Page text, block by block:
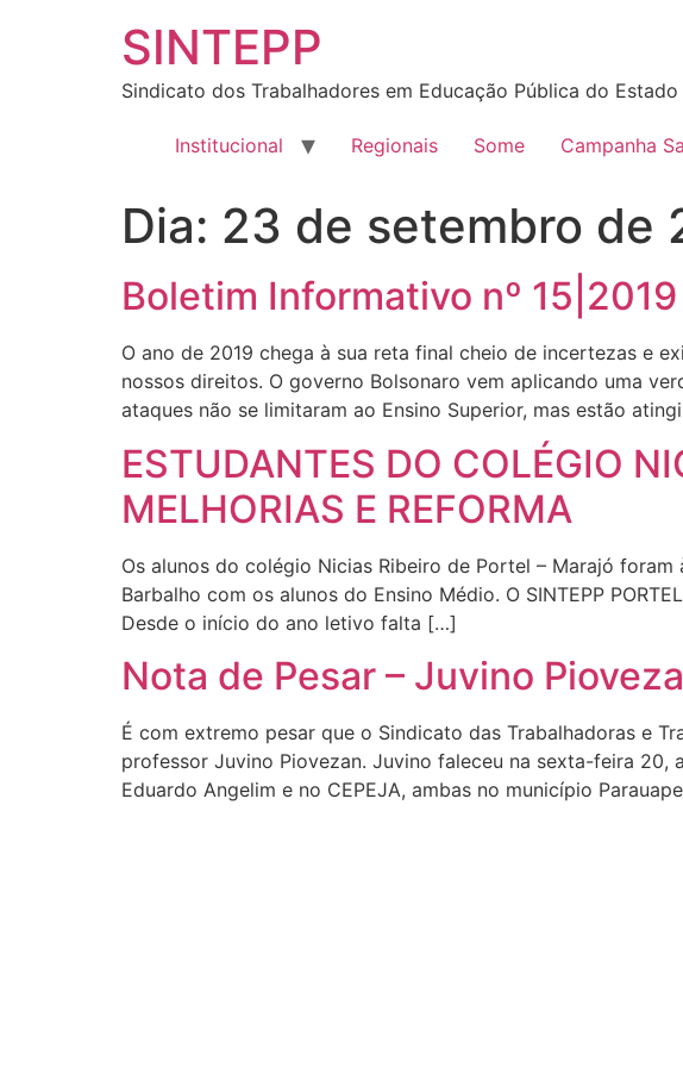
SINTEPP
Sindicato dos Trabalhadores em Educação Pública do Estado
Institucional Regionais Some Campanha
Dia: 23 de setembro de
Boletim Informativo nº
O ano de 2019 chega à sua reta final cheio de incertezas e
nossos direitos. O governo Bolsonaro vem aplicando uma
ataques não se limitaram ao Ensino Superior, mas estão
ESTUDANTES DO COLÉGIO
MELHORIAS E REFORMA
Os alunos do colégio Nicias Ribeiro de Portel – Marajó
Barbalho com os alunos do Ensino Médio. O SINTEPP
Desde o início do ano letivo falta […]
Nota de Pesar – Juvino
É com extremo pesar que o Sindicato das Trabalhadoras e
professor Juvino Piovezan. Juvino faleceu na sexta-feira 20,
Eduardo Angelim e no CEPEJA, ambas no município